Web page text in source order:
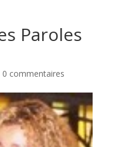
Paroles
0 commentaires